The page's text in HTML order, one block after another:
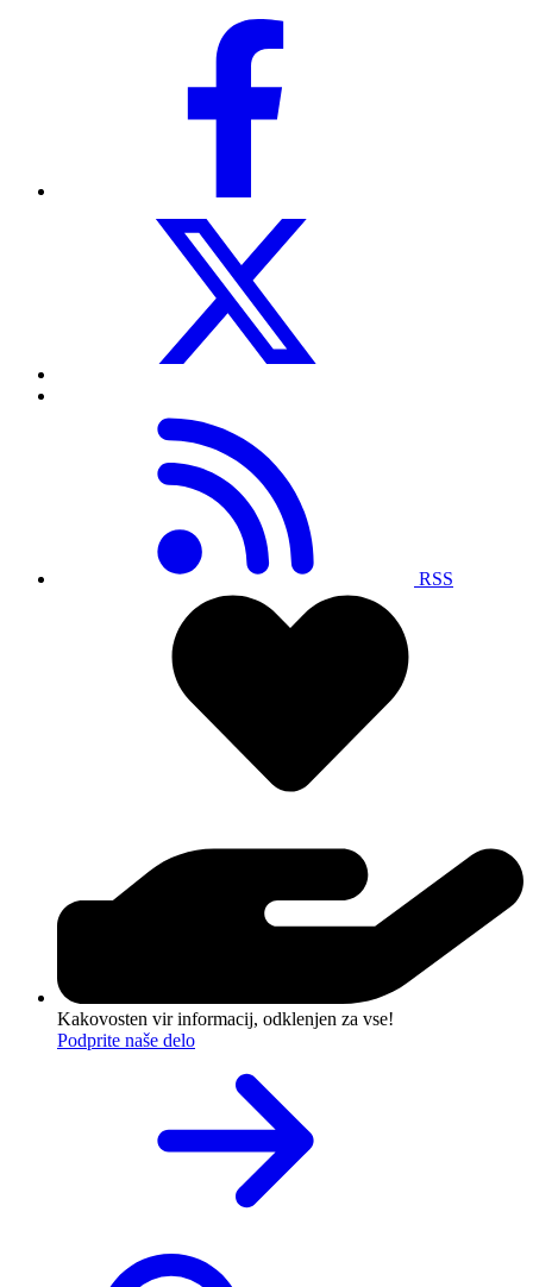
RSS
Kakovosten vir informacij, odklenjen za vse!
Podprite naše delo